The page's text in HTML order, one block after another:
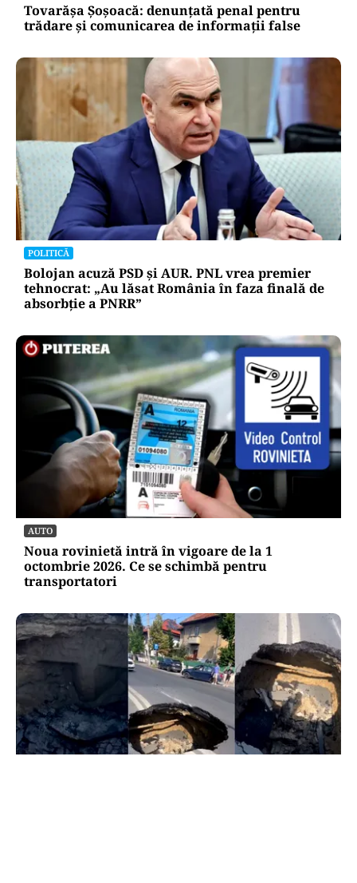
Tovarășa Șoșoacă: denunțată penal pentru
trădare și comunicarea de informații false
POLITICĂ
Bolojan acuză PSD și AUR. PNL vrea premier
tehnocrat: „Au lăsat România în faza finală de
absorbţie a PNRR”
AUTO
Noua rovinietă intră în vigoare de la 1
octombrie 2026. Ce se schimbă pentru
transportatori